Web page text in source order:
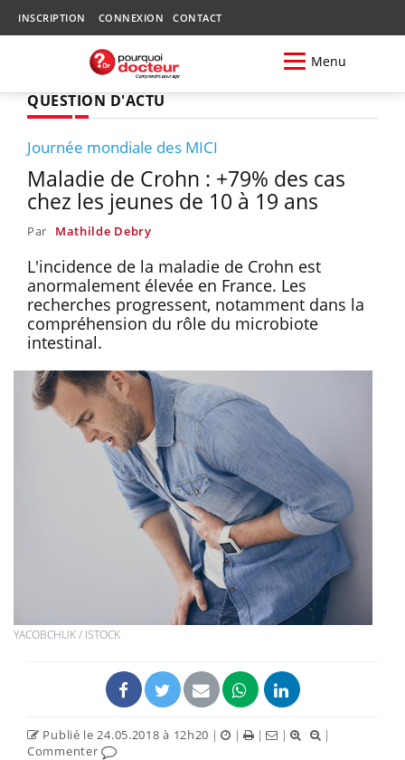
INSCRIPTION CONNEXION CONTACT
Menu
QUESTION D'ACTU
Journée mondiale des MICI
Maladie de Crohn : +79% des cas
chez les jeunes de 10 à 19 ans
Par Mathilde Debry
L'incidence de la maladie de Crohn est
anormalement élevée en France. Les
recherches progressent, notamment dans la
compréhension du rôle du microbiote
intestinal.
YACOBCHUK / ISTOCK
Publié le 24.05.2018 à 12h20 | | | |
|
Commenter